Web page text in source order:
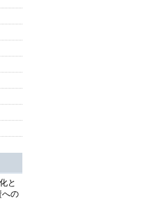
と
への